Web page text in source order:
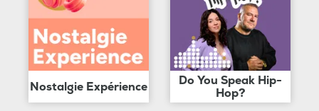
Nostalgie Expérience
Do You Speak Hip-
Hop?